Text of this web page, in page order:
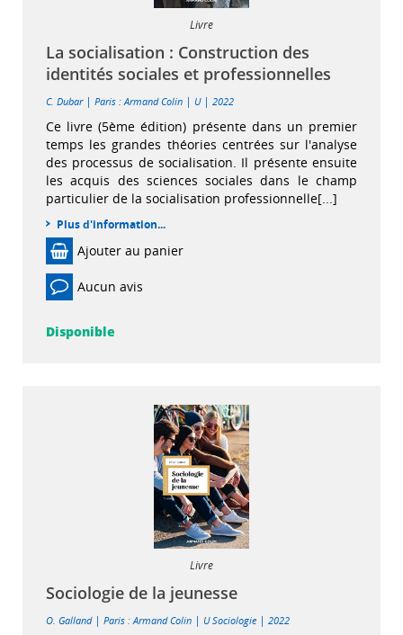
Livre
La socialisation : Construction des
identités sociales et professionnelles
C. Dubar | Paris : Armand Colin | U| 2022
Ce livre (5ème édition) présente dans un premier
temps les grandes théories centrées sur l'analyse
des processus de socialisation. Il présente ensuite
les acquis des sciences sociales dans le champ
particulier de la socialisation professionnelle[...]
Plus d'information...
Ajouter au panier
Aucun avis
Disponible
Livre
Sociologie de la jeunesse
O. Galland | Paris : Armand Colin | U Sociologie | 2022